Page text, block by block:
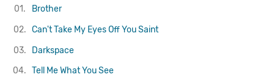
01.
Brother
02. Can't Take My Eyes Off YouSaint
03.
Darkspace
04. Tell Me What You See